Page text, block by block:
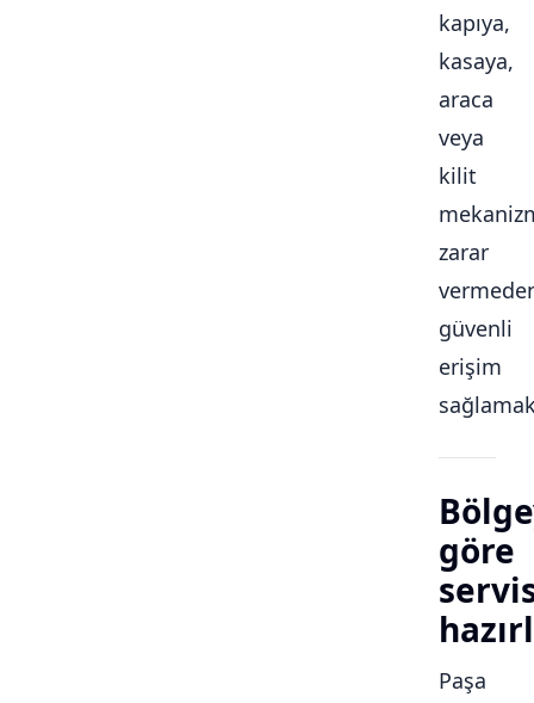
kapıya,
kasaya,
araca
veya
kilit
zarar
güvenli
erişim
göre
Paşa